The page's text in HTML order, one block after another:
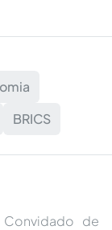
BRICS
de